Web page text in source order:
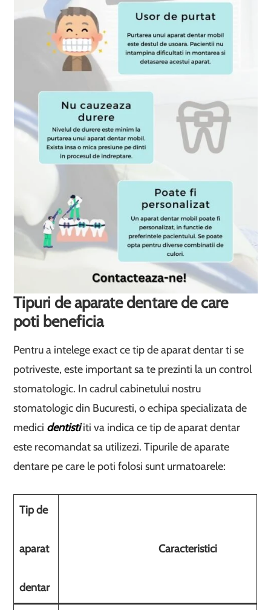
Tipuri de aparate dentare de care
poti beneficia
Pentru a intelege exact ce tip de aparat dentar ti se
potriveste, este important sa te prezinti la un control
stomatologic. In cadrul cabinetului nostru
stomatologic din Bucuresti, o echipa specializata de
medici dentistiiti va indica ce tip de aparat dentar
este recomandat sa utilizezi. Tipurile de aparate
dentare pe care le poti folosi sunt urmatoarele:
Tip de
aparat
dentar
Caracteristici